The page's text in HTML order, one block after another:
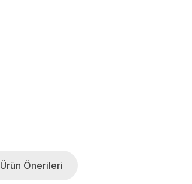
Ürün Önerileri